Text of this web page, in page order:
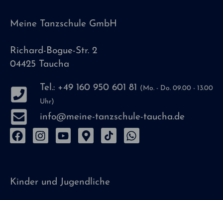
Meine Tanzschule GmbH
Richard-Bogue-Str. 2
04425 Taucha
Tel.: +49 160 950 601 81 (Mo. - Do. 09.00 - 13.00
Uhr)
info@meine-tanzschule-taucha.de
Kinder und Jugendliche